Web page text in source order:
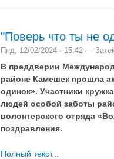
"Поверь что ты не
Пнд, 12/02/2024 - 15:42 —
В преддверии
районе Камешек прошла
одинок». Участники
людей особой заботы
волонтерского отряда
поздравления.
Полный текст...